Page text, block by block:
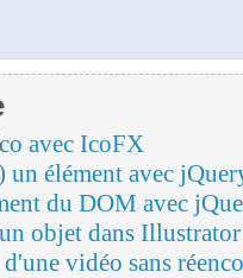
avec IcoFX
élément avec
du DOM avec
objet dans Illustrator
vidéo sans